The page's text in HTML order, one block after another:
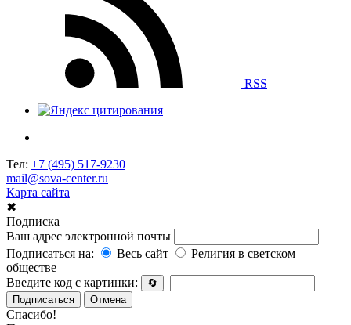
RSS
Тел: +7 (495) 517-9230
mail@sova-center.ru
Карта сайта
✖
Подписка
Ваш адрес электронной почты
Подписаться на:
Весь сайт
Религия в светском
обществе
Введите код с картинки:
🔄
Подписаться
Отмена
Спасибо!